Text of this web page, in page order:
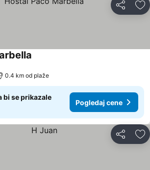
Deli
0.4 km od plaže
bi se prikazale
Pogledaj cene
Deli